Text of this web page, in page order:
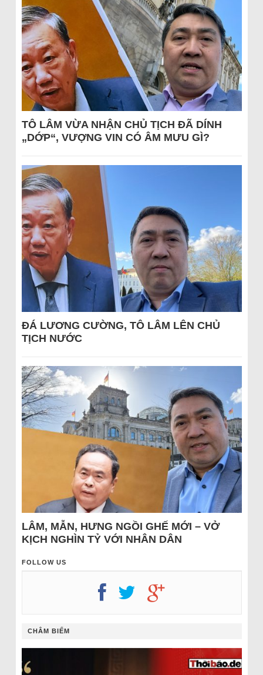
TÔ LÂM VỪA NHẬN CHỦ TỊCH ĐÃ DÍNH
„DỚP“, VƯỢNG VIN CÓ ÂM MƯU GÌ?
ĐÁ LƯƠNG CƯỜNG, TÔ LÂM LÊN CHỦ
TỊCH NƯỚC
LÂM, MẪN, HƯNG NGỒI GHẾ MỚI – VỞ
KỊCH NGHÌN TỶ VỚI NHÂN DÂN
FOLLOW US
CHÂM BIẾM